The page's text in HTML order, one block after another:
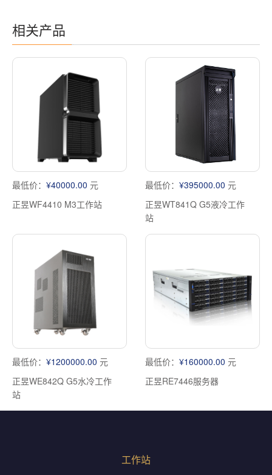
相关产品
最低价： ¥40000.00 元
正昱WF4410 M3工作站
最低价： ¥395000.00 元
正昱WT841Q G5液冷工作
站
最低价： ¥1200000.00 元
正昱WE842Q G5水冷工作
站
最低价： ¥160000.00 元
正昱RE7446服务器
工作站